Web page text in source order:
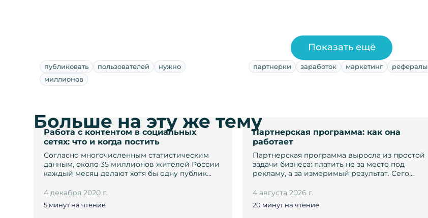
публиковать пользователей
нужно
миллионов
Работа с контентом в социальных
сетях: что и когда постить
Согласно многочисленным статистическим
данным, около 35 миллионов жителей России
каждый месяц делают хотя бы одну публик…
4 декабря 2020 г.
5 минут на чтение
партнерки заработок маркетинг рефералы
Партнерская программа: как она
работает
Партнерская программа выросла из простой
задачи бизнеса: платить не за место под
рекламу, а за измеримый результат. Сего…
4 августа 2026 г.
20 минут на чтение
Показать ещё
Больше на эту же тему